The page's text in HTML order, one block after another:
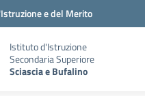
e del Merito
Istituto d'Istruzione
Secondaria Superiore
Sciascia e Bufalino